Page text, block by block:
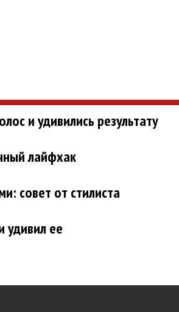
и удивились результату
лайфхак
совет от стилиста
удивил ее